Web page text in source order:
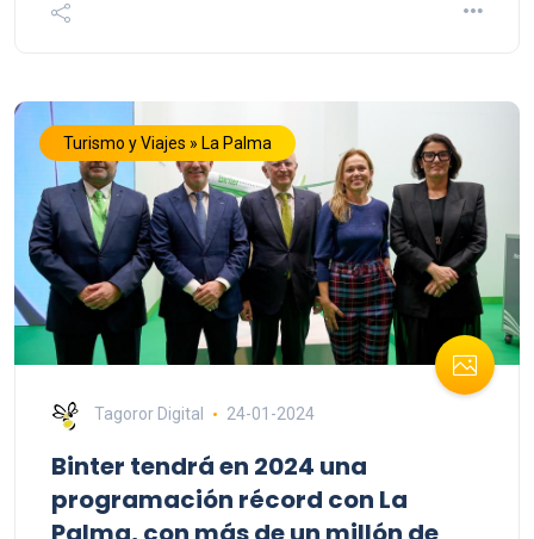
Turismo y Viajes » La Palma
Tagoror Digital 24-01-2024
Binter tendrá en 2024 una
programación récord con La